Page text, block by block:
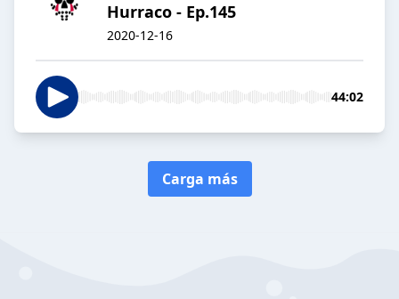
Hurraco - Ep.145
2020-12-16
44:02
Carga más